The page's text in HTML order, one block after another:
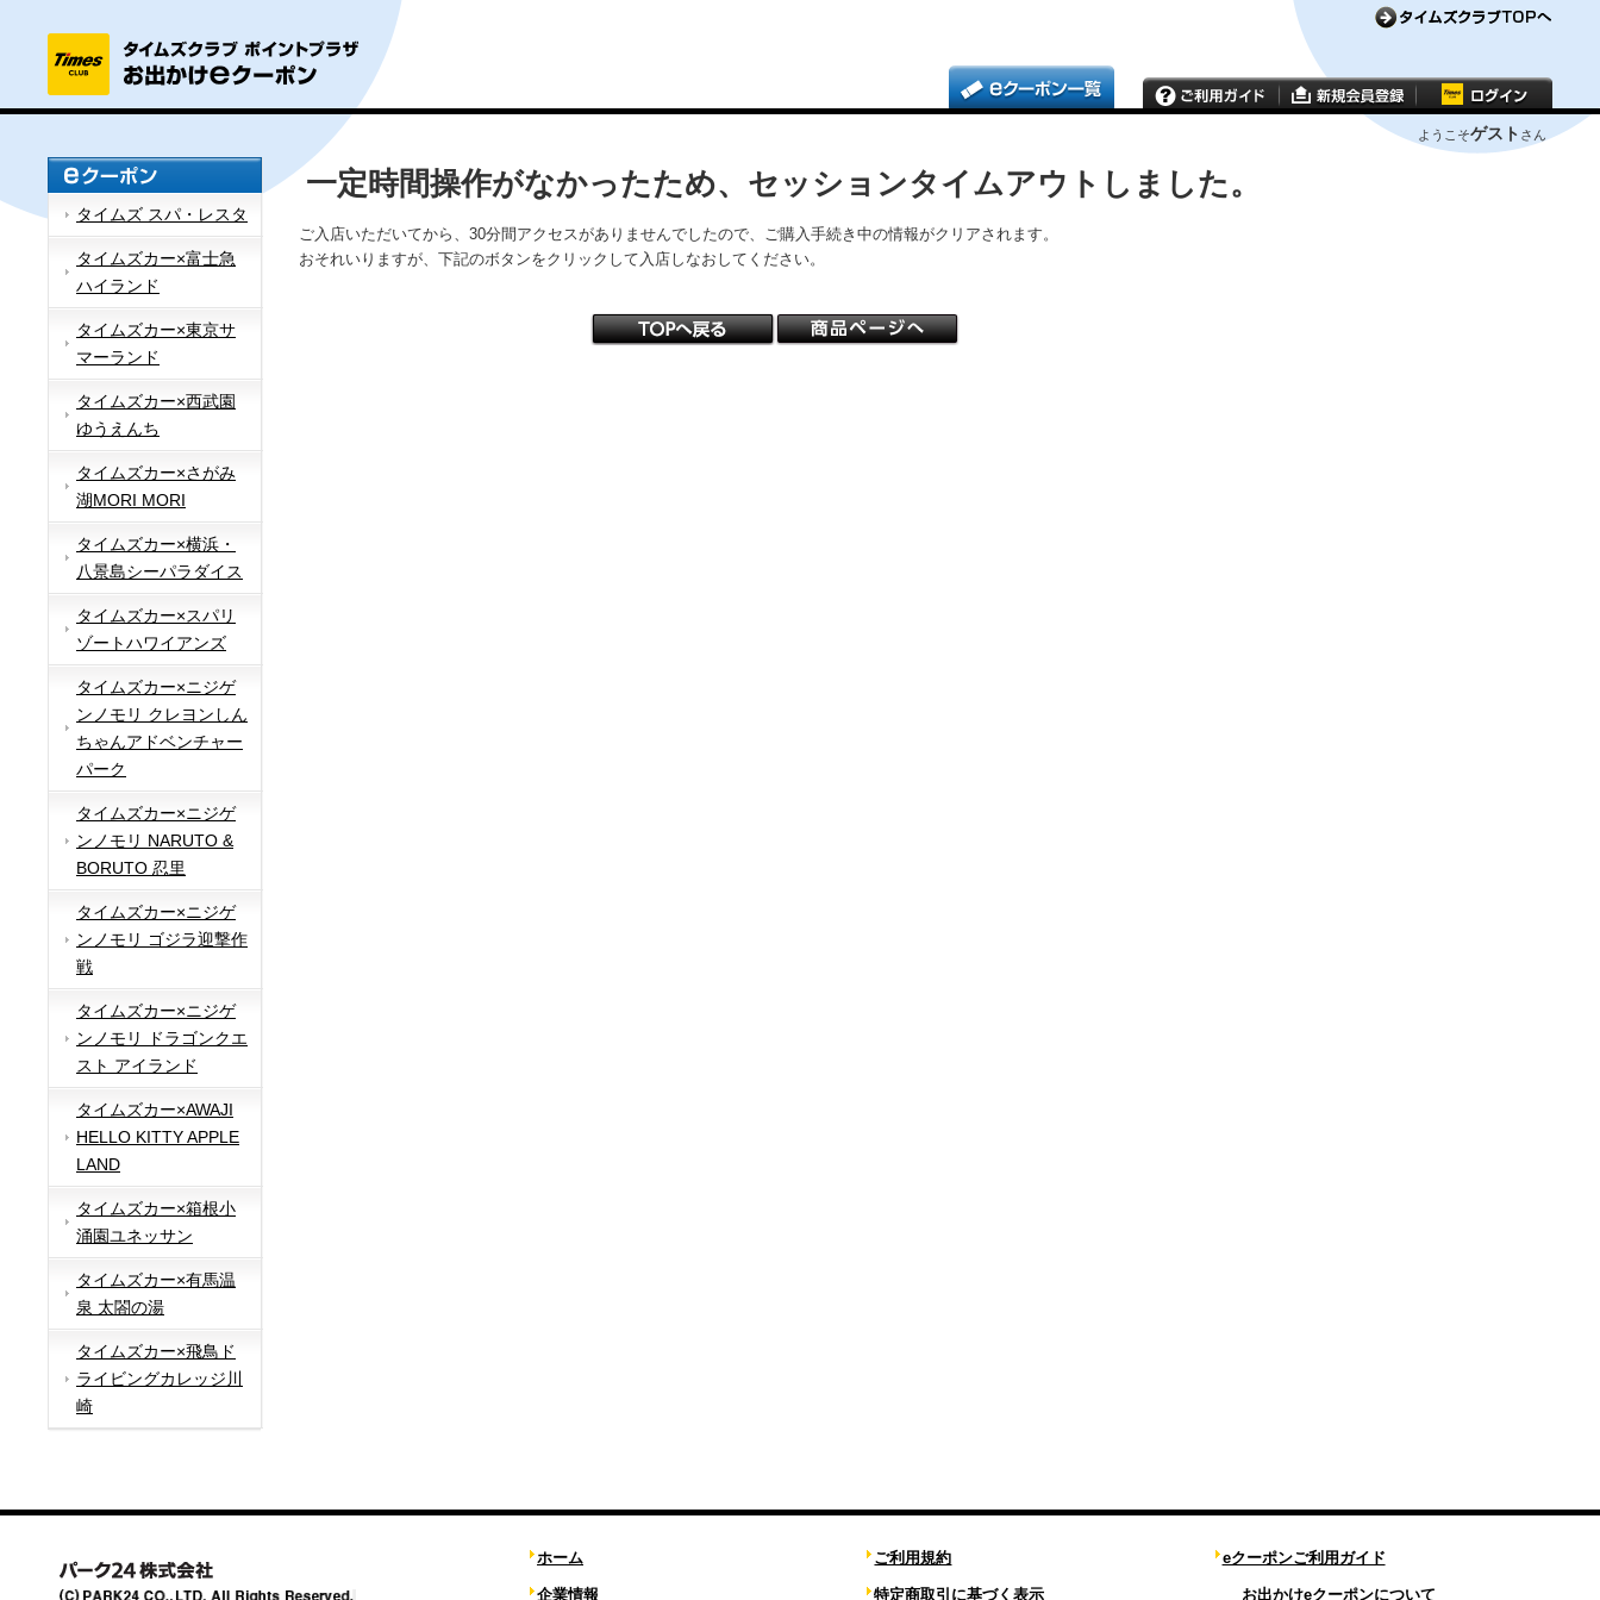
ようこそゲスト さん
タイムズ スパ・レスタ
タイムズカー×富士急
ハイランド
タイムズカー×東京サ
マーランド
タイムズカー×西武園
ゆうえんち
タイムズカー×さがみ
湖MORI MORI
タイムズカー×横浜・
八景島シーパラダイス
タイムズカー×スパリ
ゾートハワイアンズ
タイムズカー×ニジゲ
ンノモリ クレヨンしん
ちゃんアドベンチャー
パーク
タイムズカー×ニジゲ
ンノモリ NARUTO &
BORUTO 忍里
タイムズカー×ニジゲ
ンノモリ ゴジラ迎撃作
戦
タイムズカー×ニジゲ
ンノモリ ドラゴンクエ
スト アイランド
タイムズカー×AWAJI
HELLO KITTY APPLE
LAND
タイムズカー×箱根小
涌園ユネッサン
タイムズカー×有馬温
泉 太閤の湯
タイムズカー×飛鳥ド
ライビングカレッジ川
崎
一定時間操作がなかったため、セッションタイムアウトしました。
ご入店いただいてから、30分間アクセスがありませんでしたので、ご購入手続き中の情報がクリアされます。
おそれいりますが、下記のボタンをクリックして入店しなおしてください。
ホーム
企業情報
ご利用規約
特定商取引に基づく表示
eクーポンご利用ガイド
お出かけeクーポンについて